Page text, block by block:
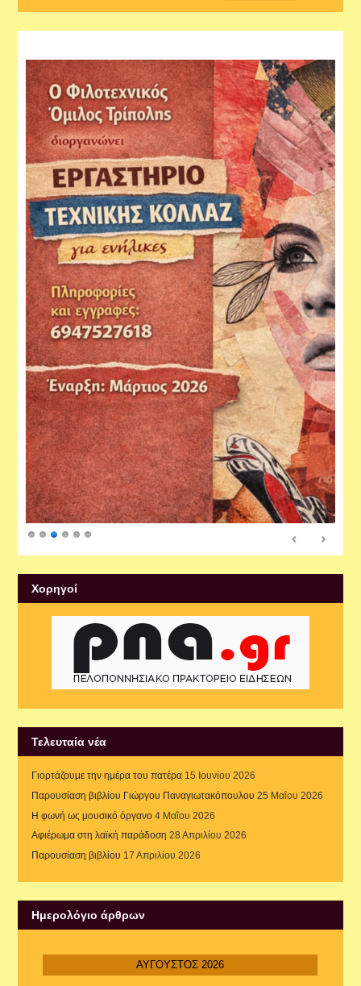
Xορηγοί
Τελευταία νέα
Γιορτάζουμε την ημέρα του πατέρα 15 Ιουνίου 2026
Παρουσίαση βιβλίου Γιώργου Παναγιωτακόπουλου 25 Μαΐου 2026
Η φωνή ως μουσικό όργανο 4 Μαΐου 2026
Αφιέρωμα στη λαϊκή παράδοση 28 Απριλίου 2026
Παρουσίαση βιβλίου 17 Απριλίου 2026
Ημερολόγιο άρθρων
ΑΎΓΟΥΣΤΟΣ 2026